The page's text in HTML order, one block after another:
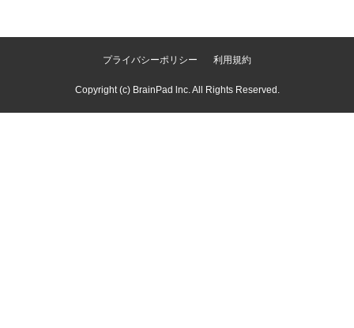
プライバシーポリシー 利用規約
Copyright (c) BrainPad lnc. All Rights Reserved.